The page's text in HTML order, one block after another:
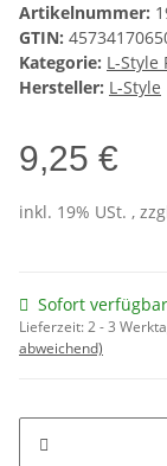
Artikelnummer:
GTIN:
Kategorie: L-Style
Hersteller: L-Style
9,25 €
inkl. 19% USt. ,
Sofort verfügbar
Lieferzeit:2 - 3
abweichend)